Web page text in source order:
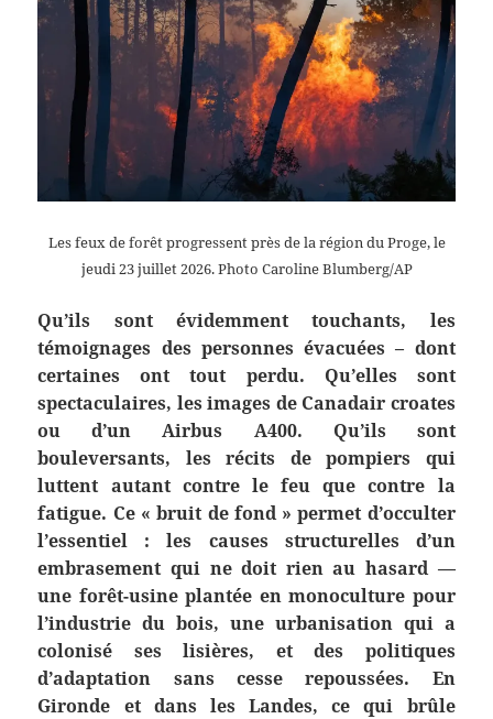
Les feux de forêt progressent près de la région du Proge, le
jeudi 23 juillet 2026. Photo Caroline Blumberg/AP
Qu’ils sont évidemment touchants, les
témoignages des personnes évacuées – dont
certaines ont tout perdu. Qu’elles sont
spectaculaires, les images de Canadair croates
ou d’un Airbus A400. Qu’ils sont
bouleversants, les récits de pompiers qui
luttent autant contre le feu que contre la
fatigue. Ce « bruit de fond » permet d’occulter
l’essentiel : les causes structurelles d’un
embrasement qui ne doit rien au hasard —
une forêt-usine plantée en monoculture pour
l’industrie du bois, une urbanisation qui a
colonisé ses lisières, et des politiques
d’adaptation sans cesse repoussées. En
Gironde et dans les Landes, ce qui brûle